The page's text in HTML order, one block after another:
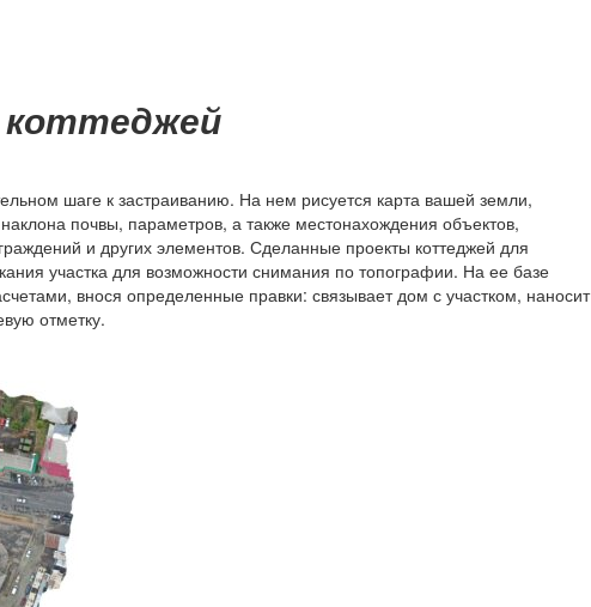
шаге к застраиванию. На нем рисуется карта вашей земли,
почвы, параметров, а также местонахождения объектов,
и других элементов. Сделанные проекты коттеджей для
участка для возможности снимания по топографии. На ее базе
внося определенные правки: связывает дом с участком, наносит
отметку.